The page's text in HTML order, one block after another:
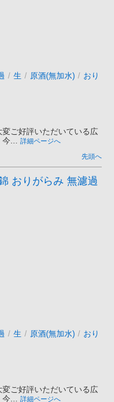
/ 生 / 原酒(無加水) / おり
ご好評いただいている広
今... 詳細ページへ
先頭へ
おりがらみ 無濾過
/ 生 / 原酒(無加水) / おり
ご好評いただいている広
今... 詳細ページへ